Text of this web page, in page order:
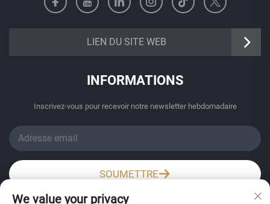
LIEN DU SITE WEB
https://senangbz.en.alibaba.com
INFORMATIONS
Inscrivez-vous pour recevoir notre newsletter hebdomadaire
SOUMETTRE
We value your privacy